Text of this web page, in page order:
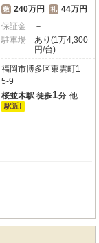
敷 240万円 礼 44万円
保証金
－
駐車場
あり(1万4,300
円/台)
福岡市博多区東雲町1
5-9
桜並木駅 徒歩1分 他
駅近!